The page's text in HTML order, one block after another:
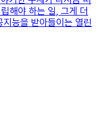
해야 하는 일, 그게 더
능을 받아들이는 열린